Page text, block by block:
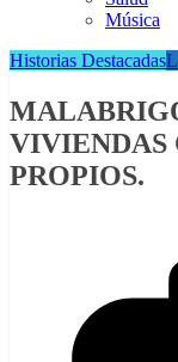
Música
Historias Destacadas
VIVIENDAS
PROPIOS.